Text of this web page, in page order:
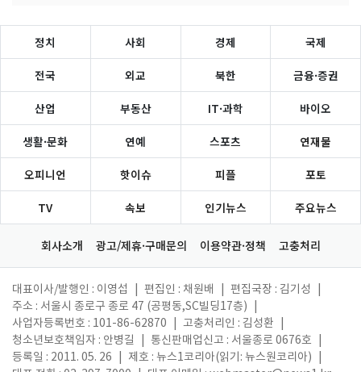
정치 사회 경제 국제
전국 외교 북한 금융·증권
산업 부동산 IT·과학 바이오
생활·문화 연예 스포츠 연재물
오피니언 핫이슈 피플 포토
TV 속보 인기뉴스 주요뉴스
회사소개 광고/제휴·구매문의 이용약관·정책 고충처리
대표이사/발행인 : 이영섭 편집인 : 채원배 편집국장 : 김기성
주소 : 서울시 종로구 종로 47 (공평동,SC빌딩17층)
사업자등록번호 : 101-86-62870
고충처리인 : 김성환
청소년보호책임자 : 안병길
통신판매업신고 : 서울종로 0676호
등록일 : 2011. 05. 26
제호 : 뉴스1코리아(읽기: 뉴스원코리아)